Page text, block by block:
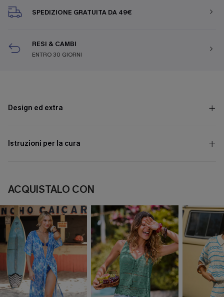
SPEDIZIONE GRATUITA DA 49€
RESI & CAMBI
ENTRO 30 GIORNI
Design ed extra
Istruzioni per la cura
ACQUISTALO CON